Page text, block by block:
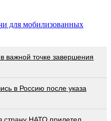
для мобилизованных
важной точке завершения
в Россию после указа
страну НАТО прилетел